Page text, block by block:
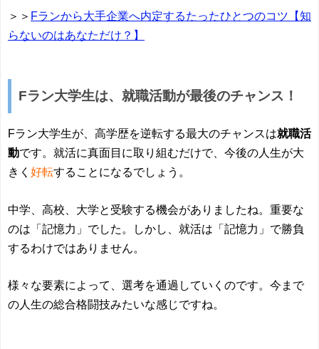
＞＞ Fランから大手企業へ内定するたったひとつのコツ【知
らないのはあなただけ？】
Fラン大学生は、就職活動が最後のチャンス！
Fラン大学生が、高学歴を逆転する最大のチャンスは就職活
動です。就活に真面目に取り組むだけで、今後の人生が大
きく 好転することになるでしょう。
中学、高校、大学と受験する機会がありましたね。重要な
のは「記憶力」でした。しかし、就活は「記憶力」で勝負
するわけではありません。
様々な要素によって、選考を通過していくのです。今まで
の人生の総合格闘技みたいな感じですね。